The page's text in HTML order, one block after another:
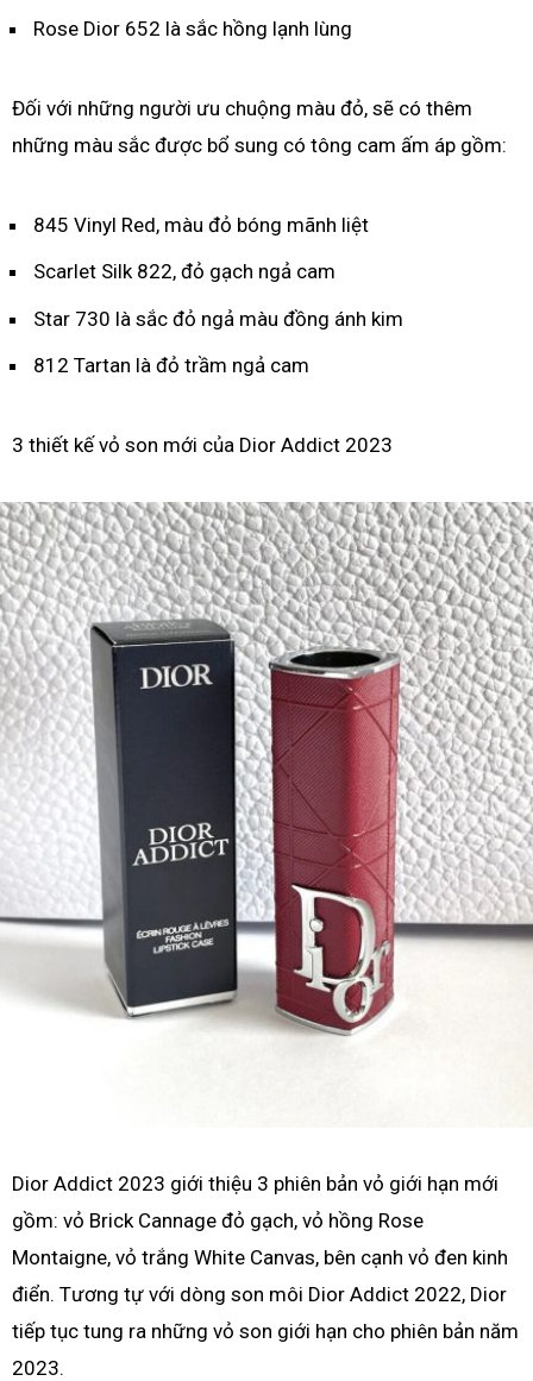
Rose Dior 652 là sắc hồng lạnh lùng
Đối với những người ưu chuộng màu đỏ, sẽ có thêm
những màu sắc được bổ sung có tông cam ấm áp gồm:
845 Vinyl Red, màu đỏ bóng mãnh liệt
Scarlet Silk 822, đỏ gạch ngả cam
Star 730 là sắc đỏ ngả màu đồng ánh kim
812 Tartan là đỏ trầm ngả cam
3 thiết kế vỏ son mới của Dior Addict 2023
Dior Addict 2023 giới thiệu 3 phiên bản vỏ giới hạn mới
gồm: vỏ Brick Cannage đỏ gạch, vỏ hồng Rose
Montaigne, vỏ trắng White Canvas, bên cạnh vỏ đen kinh
điển. Tương tự với dòng son môi Dior Addict 2022, Dior
tiếp tục tung ra những vỏ son giới hạn cho phiên bản năm
2023.